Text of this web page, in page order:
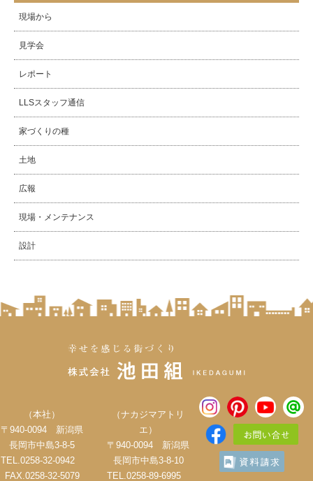
現場から
見学会
レポート
LLSスタッフ通信
家づくりの種
土地
広報
現場・メンテナンス
設計
（本社）
〒940-0094 新潟県
長岡市中島3-8-5
TEL.0258-32-0942
FAX.0258-32-5079
（ナカジマアトリ
エ）
〒940-0094 新潟県
長岡市中島3-8-10
TEL.0258-89-6995